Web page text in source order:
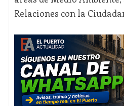
Relaciones con la